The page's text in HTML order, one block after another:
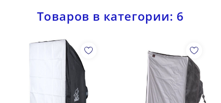
Товаров в категории: 6